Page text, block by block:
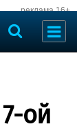
реклама 16+
ой